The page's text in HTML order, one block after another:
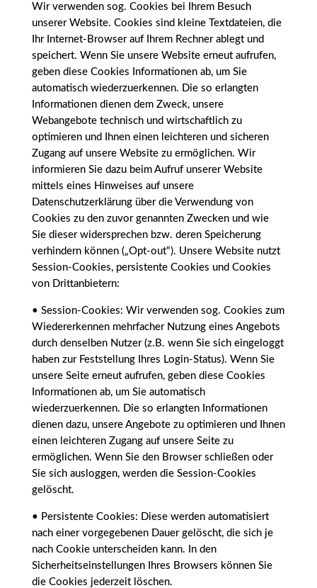
Wir verwenden sog. Cookies bei Ihrem Besuch
unserer Website. Cookies sind kleine Textdateien, die
Ihr Internet-Browser auf Ihrem Rechner ablegt und
speichert. Wenn Sie unsere Website erneut aufrufen,
geben diese Cookies Informationen ab, um Sie
automatisch wiederzuerkennen. Die so erlangten
Informationen dienen dem Zweck, unsere
Webangebote technisch und wirtschaftlich zu
optimieren und Ihnen einen leichteren und sicheren
Zugang auf unsere Website zu ermöglichen. Wir
informieren Sie dazu beim Aufruf unserer Website
mittels eines Hinweises auf unsere
Datenschutzerklärung über die Verwendung von
Cookies zu den zuvor genannten Zwecken und wie
Sie dieser widersprechen bzw. deren Speicherung
verhindern können („Opt-out“). Unsere Website nutzt
Session-Cookies, persistente Cookies und Cookies
von Drittanbietern:
• Session-Cookies: Wir verwenden sog. Cookies zum
Wiedererkennen mehrfacher Nutzung eines Angebots
durch denselben Nutzer (z.B. wenn Sie sich eingeloggt
haben zur Feststellung Ihres Login-Status). Wenn Sie
unsere Seite erneut aufrufen, geben diese Cookies
Informationen ab, um Sie automatisch
wiederzuerkennen. Die so erlangten Informationen
dienen dazu, unsere Angebote zu optimieren und Ihnen
einen leichteren Zugang auf unsere Seite zu
ermöglichen. Wenn Sie den Browser schließen oder
Sie sich ausloggen, werden die Session-Cookies
gelöscht.
• Persistente Cookies: Diese werden automatisiert
nach einer vorgegebenen Dauer gelöscht, die sich je
nach Cookie unterscheiden kann. In den
Sicherheitseinstellungen Ihres Browsers können Sie
die Cookies jederzeit löschen.